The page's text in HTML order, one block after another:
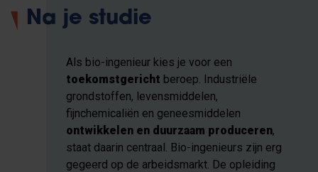
Na je studie
Als bio-ingenieur kies je voor een
toekomstgericht beroep. Industriële
grondstoffen, levensmiddelen,
fijnchemicaliën en geneesmiddelen
ontwikkelen en duurzaam produceren,
staat daarin centraal. Bio-ingenieurs zijn erg
gegeerd op de arbeidsmarkt. De opleiding